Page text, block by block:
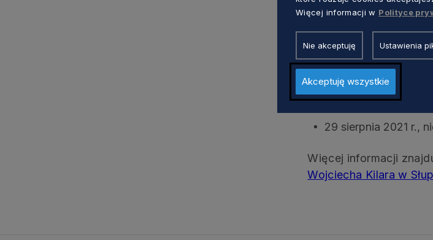
Kolejne koncerty:
1 sierpnia 2021 r.,
Love Songs
8 sierpnia 2021 r.,
15 sierpnia 2021 r.,
29 sierpnia 2021 r.,
Więcej informacji
Wojciecha Kilara w
Więcej informacji w Polityce
Nie akceptuję Ustawienia
Akceptuję wszystkie